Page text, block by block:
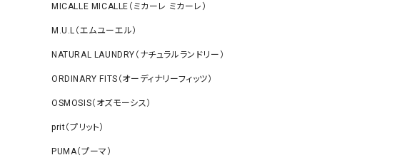
MICALLE MICALLE（ミカーレ ミカーレ）
M.U.L（エムユーエル）
NATURAL LAUNDRY（ナチュラルランドリー）
ORDINARY FITS（オーディナリーフィッツ）
OSMOSIS（オズモーシス）
prit（プリット）
PUMA（プーマ）